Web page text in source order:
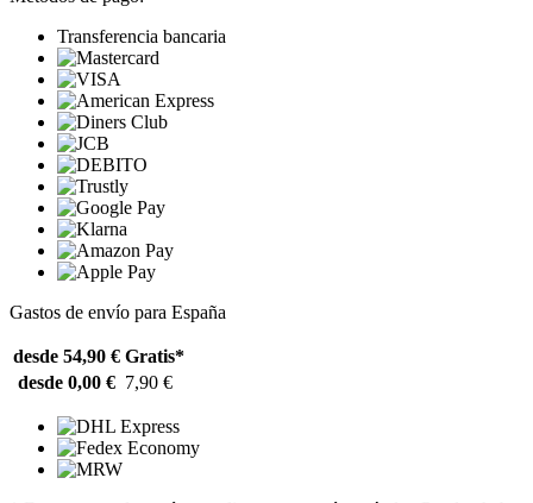
Transferencia bancaria
Gastos de envío para España
desde 54,90 € Gratis*
desde 0,00 € 7,90 €